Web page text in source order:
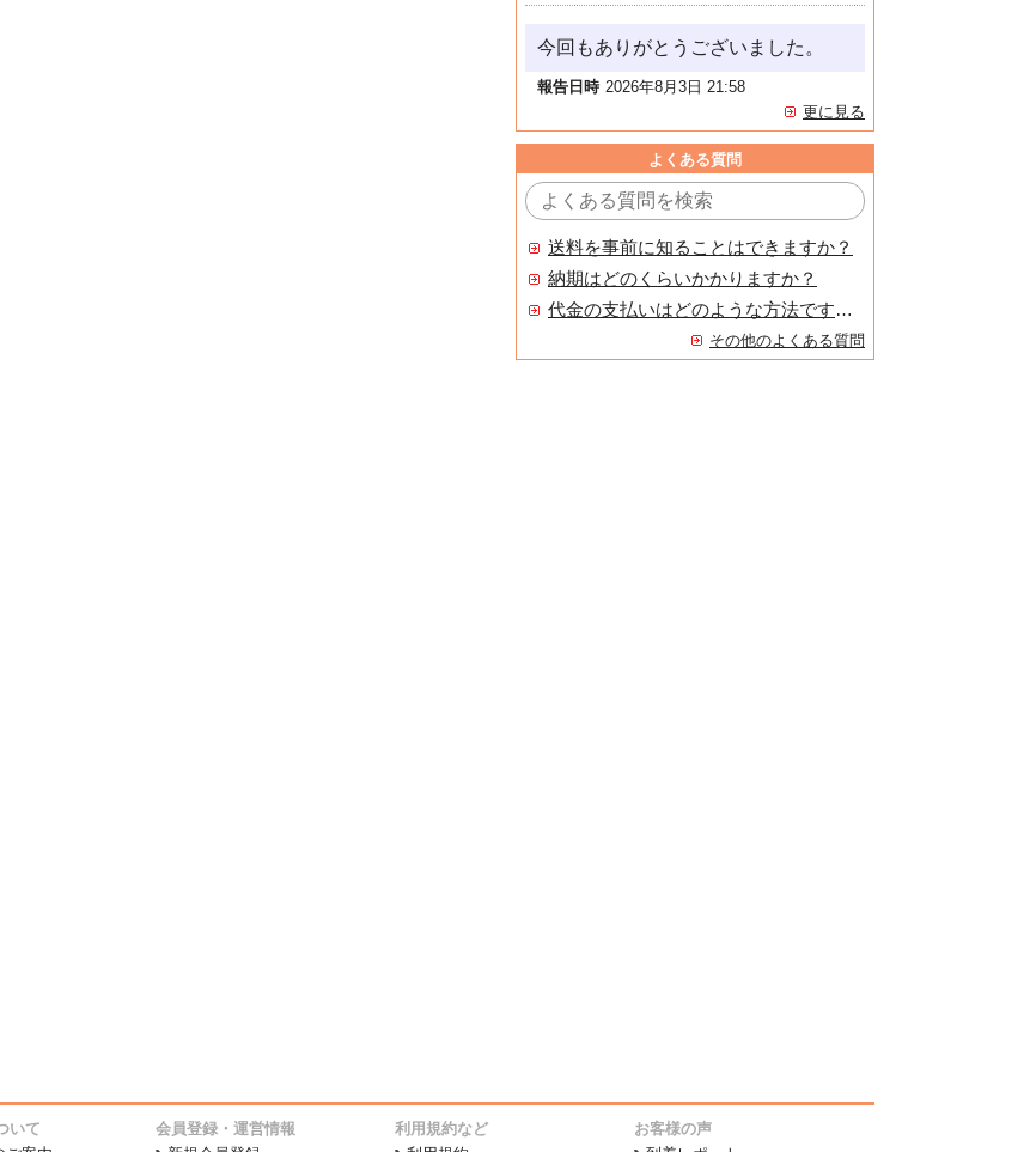
今回もありがとうございました。
報告日時 2026年8月3日 21:58
更に見る
よくある質問
送料を事前に知ることはできますか？
納期はどのくらいかかりますか？
代金の支払いはどのような方法ですか？
その他のよくある質問
いて
会員登録・運営情報
利用規約など
お客様の声